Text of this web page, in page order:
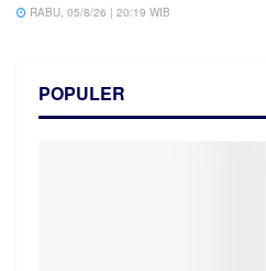
RABU, 05/8/26 | 20:19 WIB
POPULER